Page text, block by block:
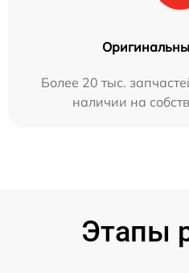
Более 20 тыс.
наличии на
Этапы